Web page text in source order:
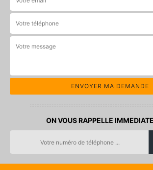
ON VOUS RAPPELLE